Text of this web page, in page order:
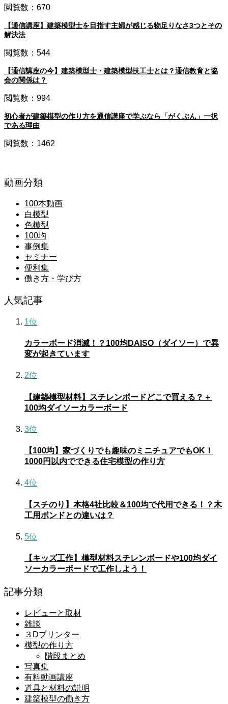
閲覧数：670
【通信講座】建築模型士を目指す主婦が感じる物足りなさ3つとその
解決法
閲覧数：544
【通信講座の今】建築模型士・建築模型技工士とは？通信教育と協
会の関係は？
閲覧数：994
初心者が建築模型の作り方を通信講座で学ぶなら「がくぶん」一択
である理由
閲覧数：1462
動画分類
100本動画
白模型
色模型
100均
事例集
セミナー
便利集
働き方・学び方
人気記事
1位
カラーボード消滅！？100均DAISO（ダイソー）で異
変が起きています
2位
【建築模型材料】スチレンボードどこで買える？＋
100均ダイソーカラーボード
3位
【100均】家づくりでも趣味のミニチュアでもOK！
1000円以内でできる住宅模型の作り方
4位
【スチのり】本格4社比較＆100均で代用できる！？木
工用ボンドとの違いは？
5位
【キッズ工作】模型材料スチレンボードや100均ダイ
ソーカラーボードで工作しよう！
記事分類
レビューと取材
雑談
３Dプリンター
模型の作り方
階段まとめ
写真集
有料動画講座
道具と材料の説明
建築模型の働き方